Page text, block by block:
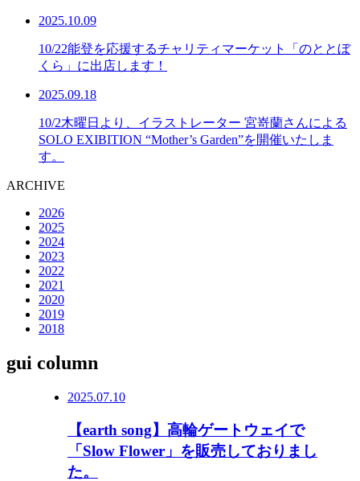
2025.10.09
10/22能登を応援するチャリティマーケット「のととぼ
くら」に出店します！
2025.09.18
10/2木曜日より、イラストレーター 宮嵜蘭さんによる
SOLO EXIBITION “Mother’s Garden”を開催いたしま
す。
ARCHIVE
2026
2025
2024
2023
2022
2021
2020
2019
2018
gui column
2025.07.10
【earth song】高輪ゲートウェイで
「Slow Flower」を販売しておりまし
た。